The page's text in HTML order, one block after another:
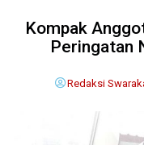
Kompak
Peringatan
Redaksi